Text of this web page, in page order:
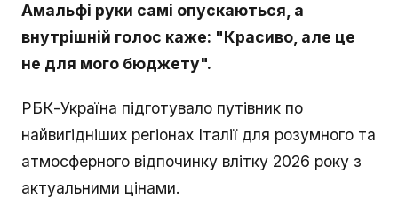
Амальфі руки самі опускаються, а
внутрішній голос каже: "Красиво, але це
не для мого бюджету".
РБК-Україна підготувало путівник по
найвигідніших регіонах Італії для розумного та
атмосферного відпочинку влітку 2026 року з
актуальними цінами.